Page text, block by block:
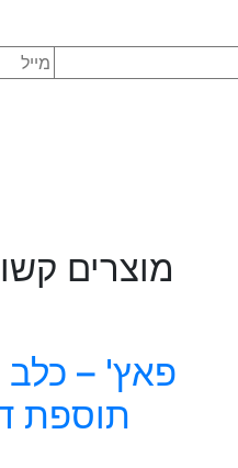
מוצרים
פאץ' – כלב
תוספת